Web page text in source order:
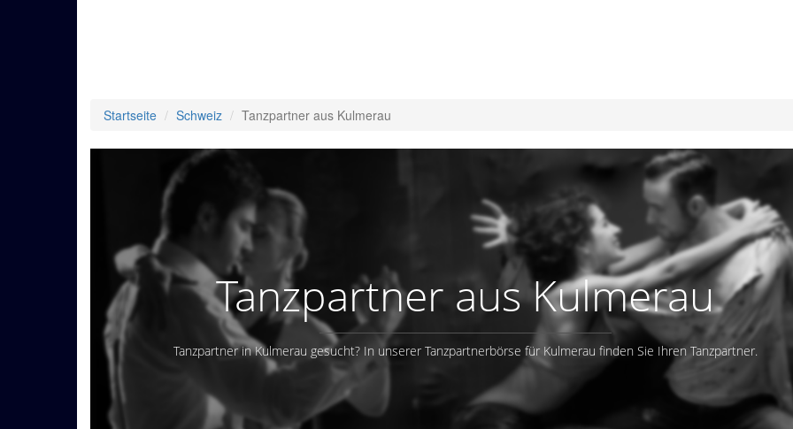
Startseite Schweiz Tanzpartner aus Kulmerau
Tanzpartner aus Kulmerau
Tanzpartner in Kulmerau gesucht? In unserer Tanzpartnerbörse für Kulmerau finden Sie Ihren Tanzpartner.